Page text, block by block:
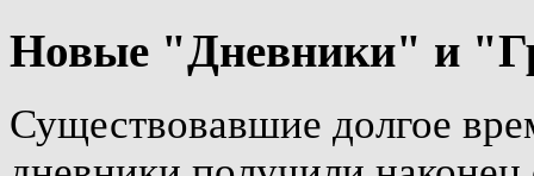
Новые "Дневники" и
Существовавшие долгое